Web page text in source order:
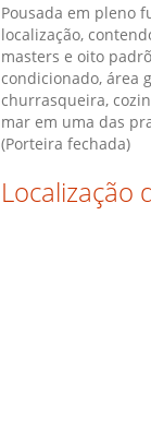
Pousada em pleno
localização,
masters e oito
condicionado, área
churrasqueira,
mar em uma das
(Porteira fechada)
Localização